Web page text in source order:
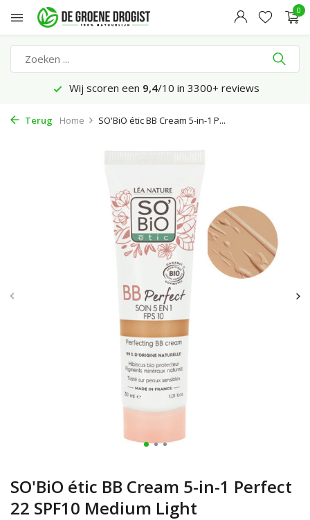
0
Wij scoren een 9,4/10 in 3300+ reviews
Terug Home SO'BiO étic BB Cream 5-in-1 P...
SO'BiO étic BB Cream 5-in-1 Perfect
22 SPF10 Medium Light